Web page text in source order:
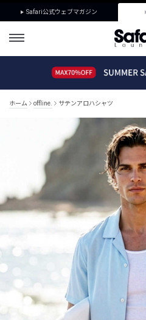
Safari公式ウェブマガジン
ホーム offline. サテンアロハシャツ